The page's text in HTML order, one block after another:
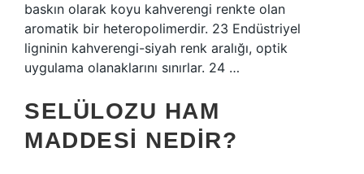
baskın olarak koyu kahverengi renkte olan
aromatik bir heteropolimerdir. 23 Endüstriyel
ligninin kahverengi-siyah renk aralığı, optik
uygulama olanaklarını sınırlar. 24 …
SELÜLOZU HAM
MADDESI NEDIR?